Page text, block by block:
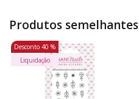
Produtos semelhantes
Desconto 40 %
Liquidação